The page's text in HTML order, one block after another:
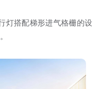
灯搭配梯形进气格栅的设